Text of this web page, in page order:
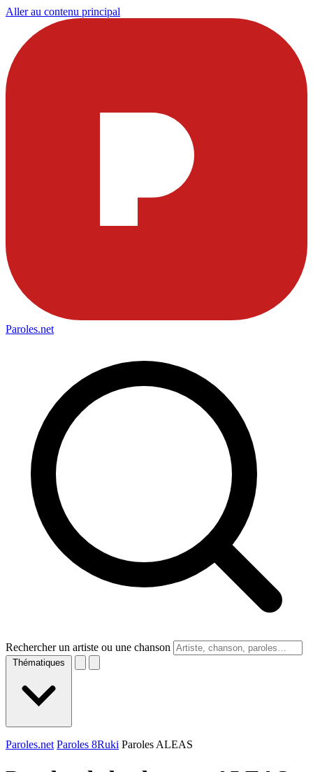
Aller au contenu principal
Paroles.net
Rechercher un artiste ou une chanson
Thématiques
Paroles.net Paroles 8Ruki Paroles ALEAS